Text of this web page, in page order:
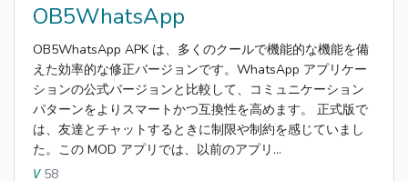
OB5WhatsApp
OB5WhatsApp APK は、多くのクールで機能的な機能を備
えた効率的な修正バージョンです。WhatsApp アプリケー
ションの公式バージョンと比較して、コミュニケーション
パターンをよりスマートかつ互換性を高めます。 正式版で
は、友達とチャットするときに制限や制約を感じていまし
た。この MOD アプリでは、以前のアプリ...
V58